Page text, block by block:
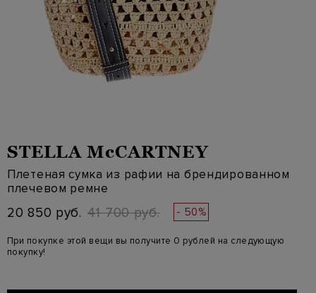
STELLA McCARTNEY
Плетеная сумка из рафии на брендированном
плечевом ремне
20 850 руб. 41 700 руб. - 50%
При покупке этой вещи вы получите 0 рублей на следующую
покупку!